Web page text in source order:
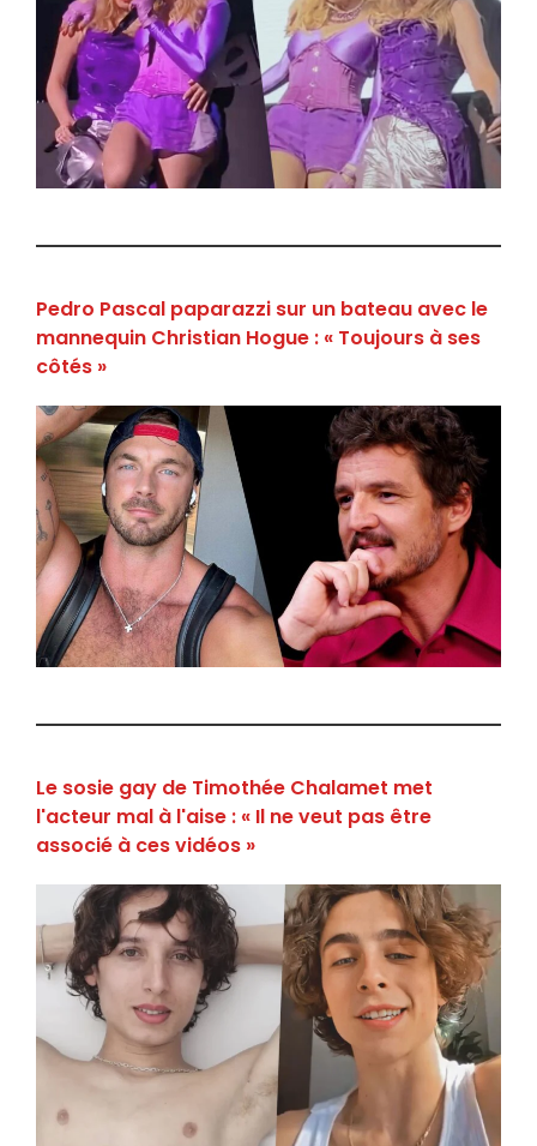
Pedro Pascal paparazzi sur un bateau avec le
mannequin Christian Hogue : « Toujours à ses
côtés »
Le sosie gay de Timothée Chalamet met
l'acteur mal à l'aise : « Il ne veut pas être
associé à ces vidéos »